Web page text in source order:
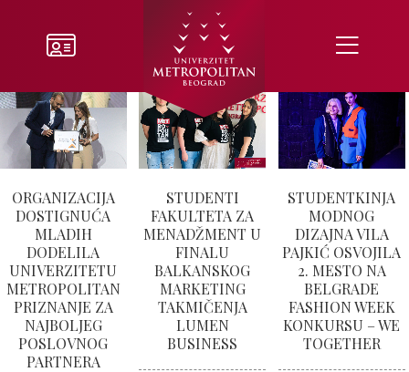
ORGANIZACIJA
DOSTIGNUĆA
MLADIH
DODELILA
UNIVERZITETU
METROPOLITAN
PRIZNANJE ZA
NAJBOLJEG
POSLOVNOG
PARTNERA
STUDENTI
FAKULTETA ZA
MENADŽMENT U
FINALU
BALKANSKOG
MARKETING
TAKMIČENJA
LUMEN
BUSINESS
STUDENTKINJA
MODNOG
DIZAJNA VILA
PAJKIĆ OSVOJILA
2. MESTO NA
BELGRADE
FASHION WEEK
KONKURSU – WE
TOGETHER